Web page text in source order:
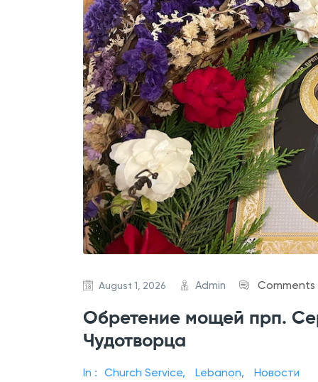
August 1, 2026 Admin Comments
Обретение мощей прп.
Чудотворца
In : Church Service, Lebanon,
Новости